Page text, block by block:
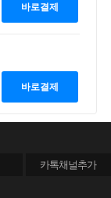
바로결제
바로결제
카톡채널추가